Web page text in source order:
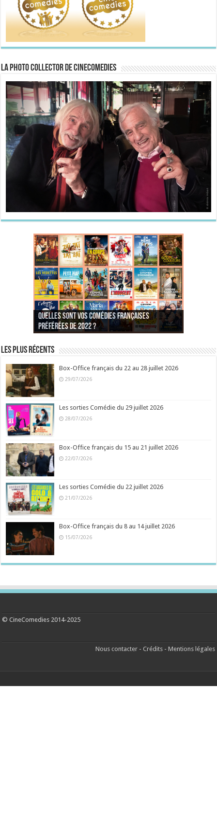
La Photo collector de CineComedies
Quelles sont vos comédies françaises
préférées de 2022 ?
Quel est votre personnage préféré du Père
Noël est une ordure ?
Quelles sont vos comédies françaises
préférées de 2021 ?
Quel est votre « Gendarme » préféré ?
Quels sont vos 3 comédies de Jean-Marie Poiré
préférées ?
Quel est votre « Tati » préféré ?
Quel est votre « bronzé » préféré ?
Les plus récents
Box-Office français du 22 au 28 juillet 2026
29/07/2026
Les sorties Comédie du 29 juillet 2026
28/07/2026
Box-Office français du 15 au 21 juillet 2026
22/07/2026
Les sorties Comédie du 22 juillet 2026
21/07/2026
Box-Office français du 8 au 14 juillet 2026
15/07/2026
© CineComedies 2014-2025
Nous contacter- Crédits- Mentions légales